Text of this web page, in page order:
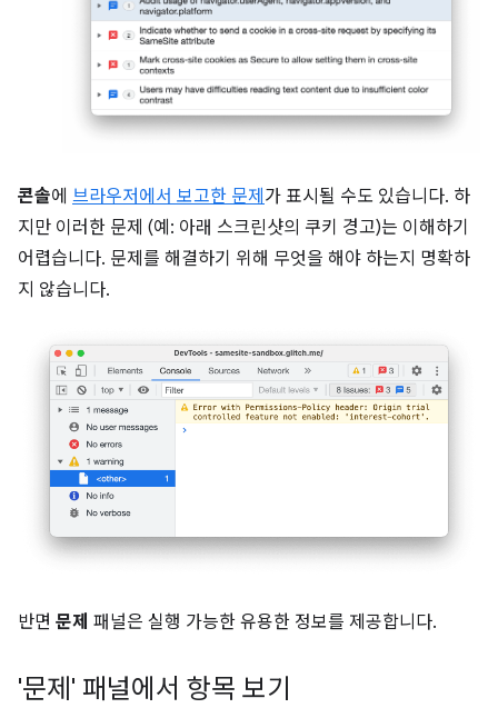
콘솔에 브라우저에서 보고한 문제 가 표시될 수도 있습니다. 하
지만 이러한 문제 (예: 아래 스크린샷의 쿠키 경고)는 이해하기
어렵습니다. 문제를 해결하기 위해 무엇을 해야 하는지 명확하
지 않습니다.
반면 문제 패널은 실행 가능한 유용한 정보를 제공합니다.
'문제' 패널에서 항목 보기